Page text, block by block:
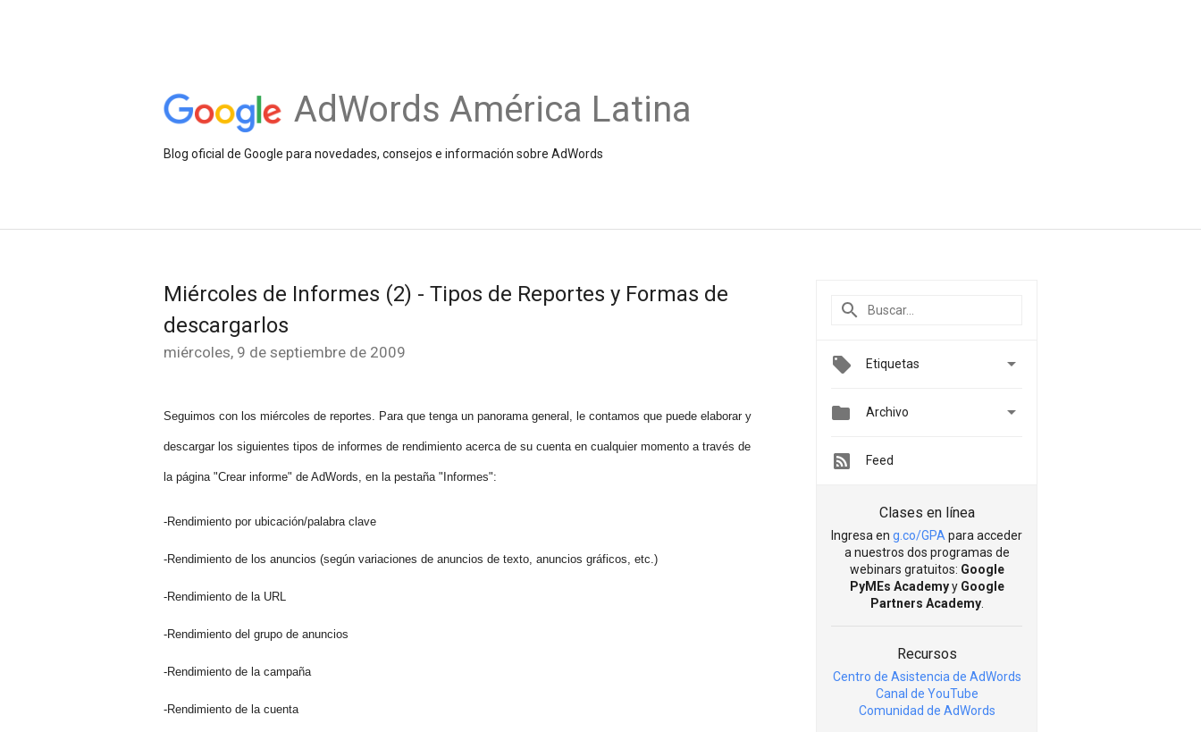
AdWords América Latina
Blog oficial de Google para novedades, consejos e información sobre AdWords
Miércoles de Informes (2) - Tipos de Reportes y Formas de
descargarlos
miércoles, 9 de septiembre de 2009
Seguimos con los miércoles de reportes. Para que tenga un panorama general, le contamos que puede elaborar y
descargar los siguientes tipos de informes de rendimiento acerca de su cuenta en cualquier momento a través de
la página "Crear informe" de AdWords, en la pestaña "Informes":
-Rendimiento por ubicación/palabra clave
-Rendimiento de los anuncios (según variaciones de anuncios de texto, anuncios gráficos, etc.)
-Rendimiento de la URL
-Rendimiento del grupo de anuncios
-Rendimiento de la campaña
-Rendimiento de la cuenta
Etiquetas 
 Archivo 
Feed
Clases en línea
Ingresa en g.co/GPA para acceder
a nuestros dos programas de
webinars gratuitos: Google
PyMEs Academyy Google
Partners Academy.
Recursos
Centro de Asistencia de AdWords
Canal de YouTube
Comunidad de AdWords